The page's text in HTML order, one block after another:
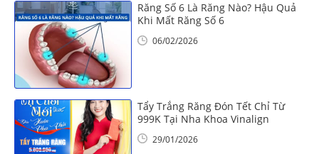
Răng Số 6 Là Răng Nào? Hậu Quả
Khi Mất Răng Số 6
06/02/2026
Tẩy Trắng Răng Đón Tết Chỉ Từ
999K Tại Nha Khoa Vinalign
29/01/2026